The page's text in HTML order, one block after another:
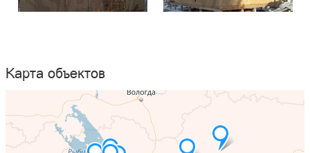
Карта объектов